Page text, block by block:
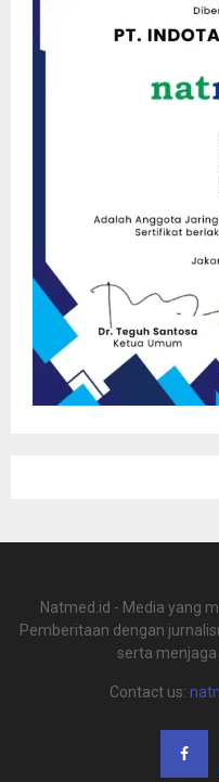
Natmed.id - Media yang
Pemberitaan dengan
serta
Contact us: